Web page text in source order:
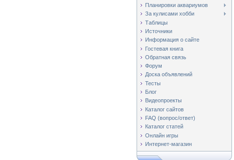
Планировки аквариумов
За кулисами хобби
Таблицы
Источники
Информация о сайте
Гостевая книга
Обратная связь
Форум
Доска объявлений
Тесты
Блог
Видеопроекты
Каталог сайтов
FAQ (вопрос/ответ)
Каталог статей
Онлайн игры
Интернет-магазин